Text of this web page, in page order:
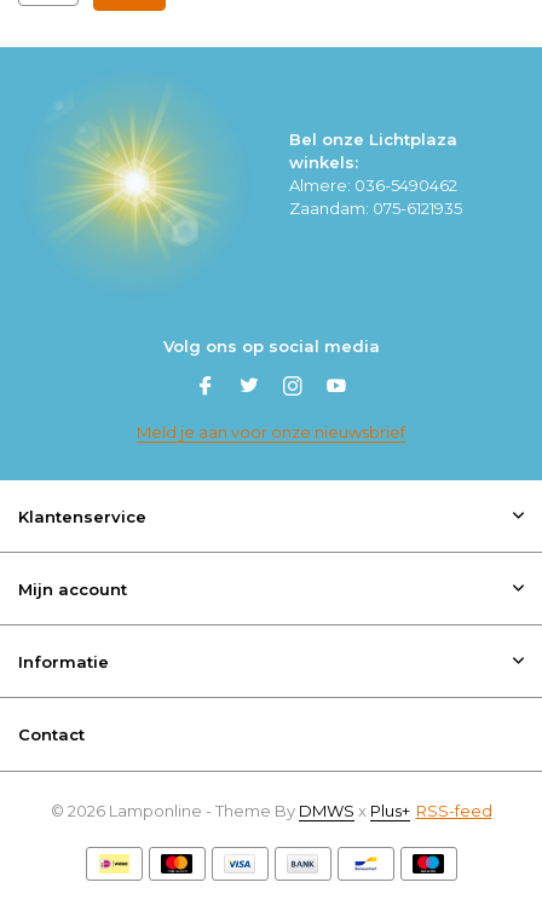
Bel onze Lichtplaza
winkels:
Almere: 036-5490462
Zaandam: 075-6121935
Volg ons op social media
Meld je aan voor onze nieuwsbrief
Klantenservice
Mijn account
Informatie
Contact
© 2026 Lamponline - Theme By DMWS x Plus+ RSS-feed